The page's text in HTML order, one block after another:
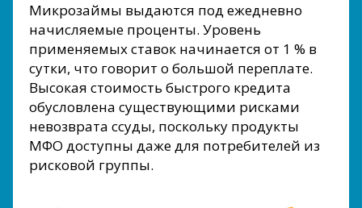
Микрозаймы выдаются под ежедневно
начисляемые проценты. Уровень
применяемых ставок начинается от 1 % в
сутки, что говорит о большой переплате.
Высокая стоимость быстрого кредита
обусловлена существующими рисками
невозврата ссуды, поскольку продукты
МФО доступны даже для потребителей из
рисковой группы.